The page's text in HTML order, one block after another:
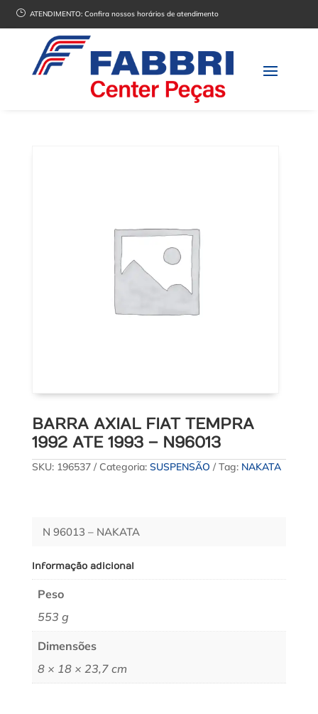
} ATENDIMENTO:Confira nossos horários de atendimento
BARRA AXIAL FIAT TEMPRA
1992 ATE 1993 – N96013
SKU: 196537 Categoria: SUSPENSÃO Tag: NAKATA
N 96013 – NAKATA
Informação adicional
Peso
553 g
Dimensões
8 × 18 × 23,7 cm